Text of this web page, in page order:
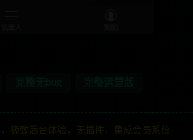
极致后台体验，无插件，集成会员系统